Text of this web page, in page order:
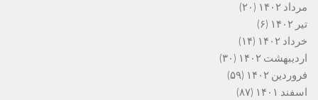
مرداد ۱۴۰۲
(۲۰)
تیر ۱۴۰۲
(۶)
خرداد ۱۴۰۲
(۱۴)
اردیبهشت ۱۴۰۲
(۳۰)
فروردین ۱۴۰۲
(۵۹)
اسفند ۱۴۰۱
(۸۷)